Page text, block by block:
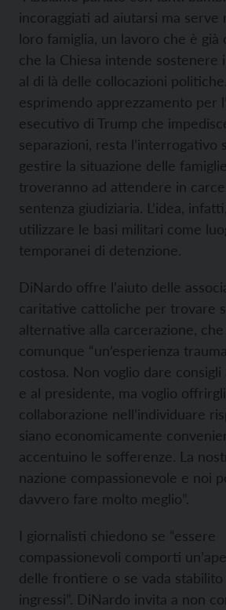
incoraggiati ad aiutarsi ma serve
loro famiglia, un lavoro che è già
che la Chiesa intende sostenere
al di là delle collocazioni
esprimendo apprezzamento per
esecutivo di Trump che
separazioni, resta l’interrogativo
gestire la situazione delle
troveranno ad attendere in
sentenza giudiziaria. L’idea,
utilizzare le basi militari come
temporanei di detenzione.
DiNardo offre l’aiuto delle
caritative cattoliche per trovare
alternative alla carcerazione,
comunque “un’esperienza
costosa. Non voglio dare consigli
e al presidente, ma voglio offrirgli
collaborazione nell’individuare
siano economicamente
accentuino le sofferenze. La
nazione compassionevole e noi
davvero fare molto meglio”.
I giornalisti chiedono se “essere
compassionevoli comporti
delle frontiere o se vada
ingressi”. DiNardo invita a non